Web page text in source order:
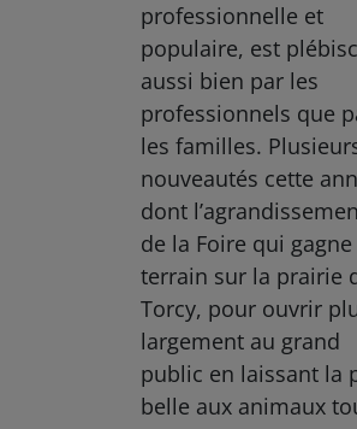
professionnelle et
populaire, est
aussi bien par les
professionnels que
les familles.
nouveautés cette
dont
de la Foire qui
terrain sur la prairie
Torcy, pour ouvrir
largement au grand
public en laissant la
belle aux animaux